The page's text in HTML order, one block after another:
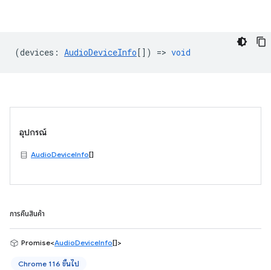
(devices : AudioDeviceInfo[]) => void
อุปกรณ์
AudioDeviceInfo[]
การคืนสินค้า
Promise<AudioDeviceInfo[]>
Chrome 116 ขึ้นไป